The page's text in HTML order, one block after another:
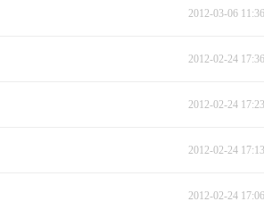
2012-03-06
2012-02-24
2012-02-24
2012-02-24
2012-02-24